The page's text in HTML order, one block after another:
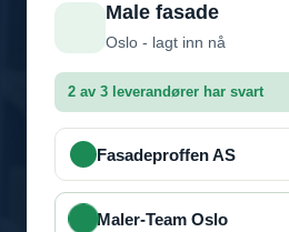
Male fasade
Oslo - lagt inn nå
2 av 3 leverandører har svart
Fasadeproffen AS
Maler-Team Oslo